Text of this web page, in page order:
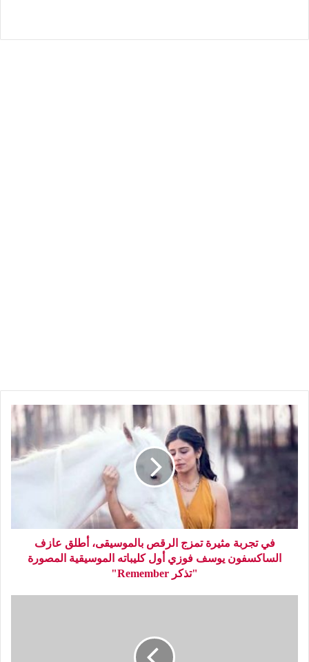
في تجربة مثيرة تمزج الرقص بالموسيقى، أطلق عازف
الساكسفون يوسف فوزي أول كليباته الموسيقية المصورة
"تذكر Remember"